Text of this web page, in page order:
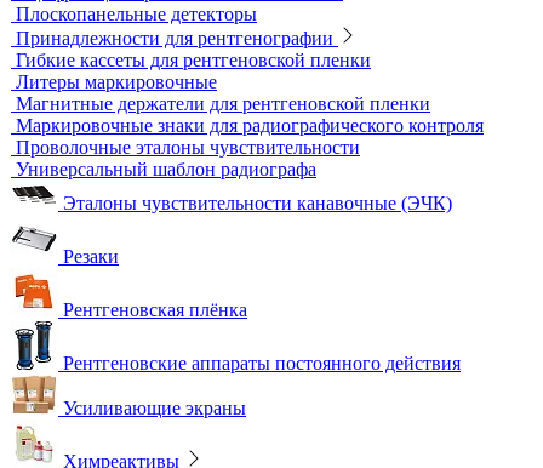
Расходные материалы для визуального и измерительного
контроля
Динамометры
Измерительный инструмент
Радиационный контроль
Проявочные машины для рентгеновской пленки
Денситометры
Дозиметры
Импульсные рентгеновские аппараты
Комплексы цифровой радиографии
Кроулеры
Негатоскопы
Оцифровщики рентгеновских снимков
Плоскопанельные детекторы
Принадлежности для рентгенографии
Гибкие кассеты для рентгеновской пленки
Литеры маркировочные
Магнитные держатели для рентгеновской пленки
Маркировочные знаки для радиографического контроля
Проволочные эталоны чувствительности
Универсальный шаблон радиографа